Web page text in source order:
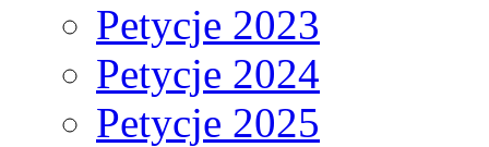
Petycje 2023
Petycje 2024
Petycje 2025